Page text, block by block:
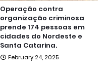
Operação contra
organização criminosa
prende 174 pessoas em
cidades do Nordeste e
Santa Catarina.
February 24, 2025